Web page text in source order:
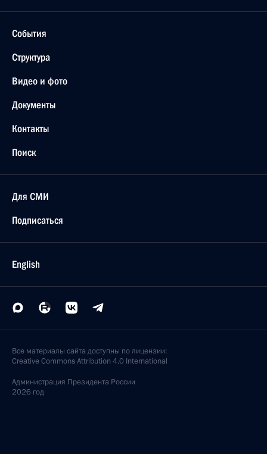
События
Структура
Видео и фото
Документы
Контакты
Поиск
Для СМИ
Подписаться
English
Все материалы сайта доступны по лицензии:
Creative Commons Attribution 4.0 International
Администрация Президента России
2026 год